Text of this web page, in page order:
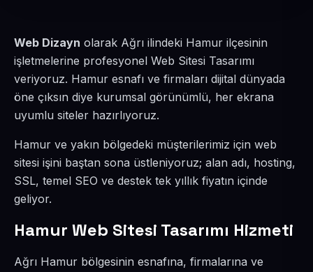
Web Dizayn olarak Ağrı ilindeki Hamur ilçesinin
işletmelerine profesyonel Web Sitesi Tasarımı
veriyoruz. Hamur esnafı ve firmaları dijital dünyada
öne çıksın diye kurumsal görünümlü, her ekrana
uyumlu siteler hazırlıyoruz.
Hamur ve yakın bölgedeki müşterilerimiz için web
sitesi işini baştan sona üstleniyoruz; alan adı, hosting,
SSL, temel SEO ve destek tek yıllık fiyatın içinde
geliyor.
Hamur Web Sitesi Tasarımı Hizmeti
Ağrı Hamur bölgesinin esnafına, firmalarına ve